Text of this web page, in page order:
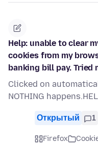
Help: unable to clear
cookies from my
banking bill pay. Tried
Clicked on
NOTHING
Открытый 1
Firefox